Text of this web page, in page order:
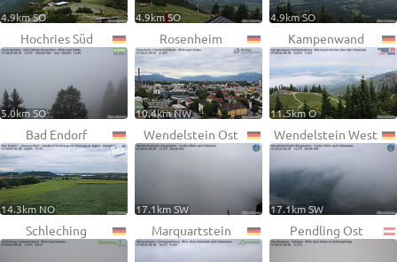
4.9km SO 4.9km SO 4.9km SO
Hochries Süd
5.0km SO
Rosenheim
10.4km NW
Kampenwand
11.5km O
Bad Endorf
14.3km NO
Wendelstein Ost
17.1km SW
Wendelstein West
17.1km SW
Schleching Marquartstein Pendling Ost